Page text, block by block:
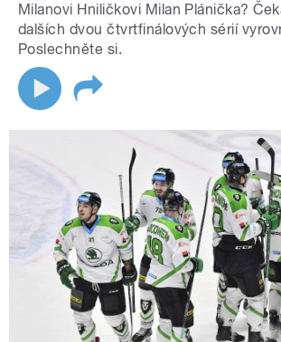
Milanovi Hniličkovi Milan Plánička?
dalších dvou čtvrtfinálových sérií
Poslechněte si.